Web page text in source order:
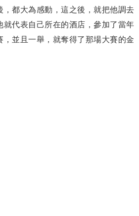
，都大為感動，這之後，就把他調去
就代表自己所在的酒店，參加了當年
，並且一舉，就奪得了那場大賽的金